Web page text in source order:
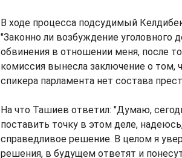
В ходе процесса подсудимый
"Законно ли возбуждение уголовного
обвинения в отношении меня, после
комиссия вынесла заключение о том,
спикера парламента нет состава
На что Ташиев ответил: "Думаю,
поставить точку в этом деле,
справедливое решение. В целом я
решения, в будущем ответят и